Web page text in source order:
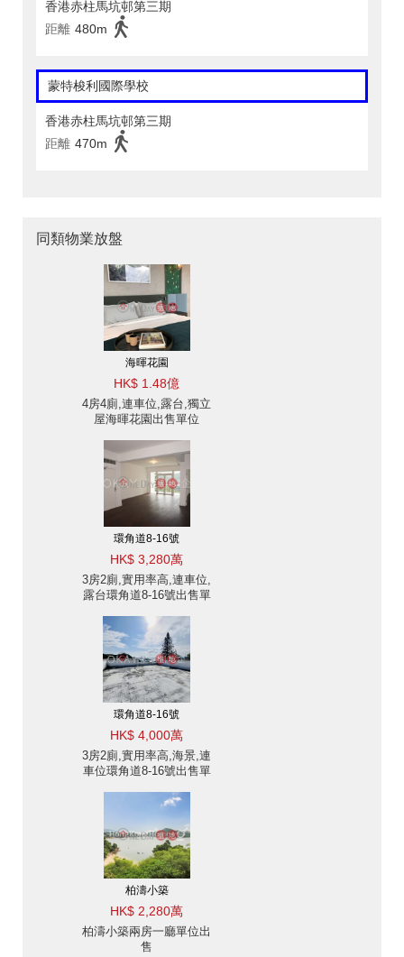
香港赤柱馬坑邨第三期
距離 480m
蒙特梭利國際學校
香港赤柱馬坑邨第三期
距離 470m
同類物業放盤
海暉花園
HK$ 1.48億
4房4廁,連車位,露台,獨立
屋海暉花園出售單位
環角道8-16號
HK$ 3,280萬
3房2廁,實用率高,連車位,
露台環角道8-16號出售單
環角道8-16號
HK$ 4,000萬
3房2廁,實用率高,海景,連
車位環角道8-16號出售單
柏濤小築
HK$ 2,280萬
柏濤小築兩房一廳單位出
售